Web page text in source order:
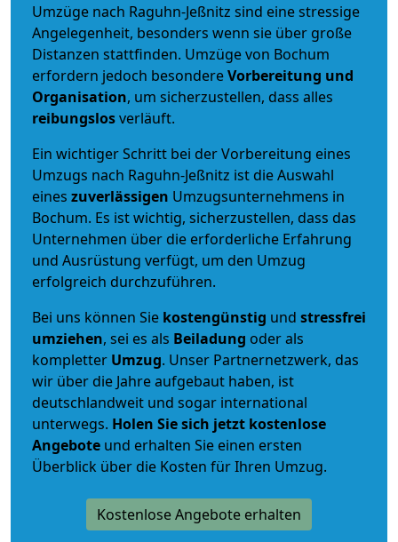
Umzüge nach Raguhn-Jeßnitz sind eine stressige
Angelegenheit, besonders wenn sie über große
Distanzen stattfinden. Umzüge von Bochum
erfordern jedoch besondereVorbereitung und
Organisation, um sicherzustellen, dass alles
reibungslosverläuft.
Ein wichtiger Schritt bei der Vorbereitung eines
Umzugs nach Raguhn-Jeßnitz ist die Auswahl
eines zuverlässigen Umzugsunternehmens in
Bochum. Es ist wichtig, sicherzustellen, dass das
Unternehmen über die erforderliche Erfahrung
und Ausrüstung verfügt, um den Umzug
erfolgreich durchzuführen.
Bei uns können Sie kostengünstig und stressfrei
umziehen, sei es als Beiladung oder als
kompletter Umzug. Unser Partnernetzwerk, das
wir über die Jahre aufgebaut haben, ist
deutschlandweit und sogar international
unterwegs. Holen Sie sich jetzt kostenlose
Angebote und erhalten Sie einen ersten
Überblick über die Kosten für Ihren Umzug.
Kostenlose Angebote erhalten